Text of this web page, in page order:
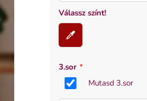
Válassz színt!
3.sor *
Mutasd 3.sor